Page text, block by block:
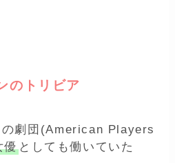
のトリビア
の劇団(American Players
優としても働いていた